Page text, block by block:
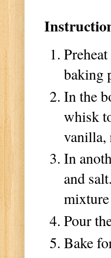
baking
In the
whisk
vanilla,
In
and
Pour
Bake